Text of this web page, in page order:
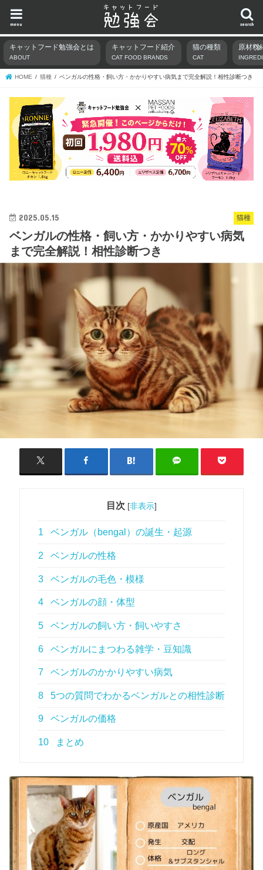
search
menu
キャットフード勉強会とは
ABOUT
キャットフード紹介
CAT FOOD BRANDS
猫の種類
CAT
原材料
HOME 猫種 ベンガルの性格・飼い方・かかりやすい病気まで完全解説！相性診断つき
猫種
2025.05.15
ベンガルの性格・飼い方・かかりやすい病気
まで完全解説！相性診断つき
目次 [非表示]
1 ベンガル（bengal）の誕生・起源
2 ベンガルの性格
3 ベンガルの毛色・模様
4 ベンガルの顔・体型
5 ベンガルの飼い方・飼いやすさ
6 ベンガルにまつわる雑学・豆知識
7 ベンガルのかかりやすい病気
8 5つの質問でわかるベンガルとの相性診断
9 ベンガルの価格
10 まとめ